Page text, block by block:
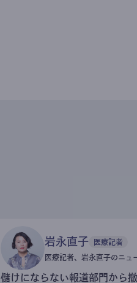
岩永直子 医療記者
医療記者、岩永直子のニュ
儲けにならない報道部門から撤